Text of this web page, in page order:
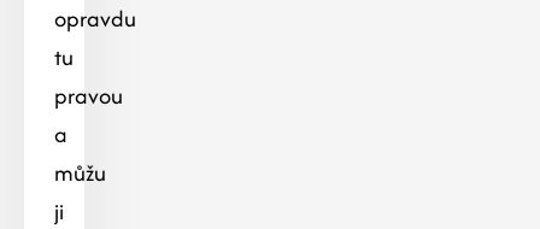
opravdu
tu
pravou
a
můžu
ji